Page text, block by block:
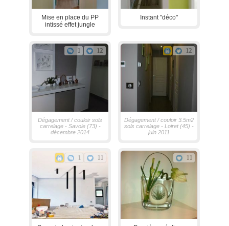
Mise en place du PP
intissé effet jungle
Instant "déco"
1 12
Dégagement / couloir sols
carrelage - Savoie (73) -
décembre 2014
12
Dégagement / couloir 3.5m2
sols carrelage - Loiret (45) -
juin 2011
1 11 11